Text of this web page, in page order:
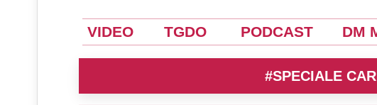
VIDEO TGDO PODCAST DM
#SPECIALE